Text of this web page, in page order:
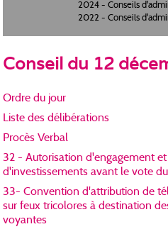
2024 - Conseils
2022 - Conseils
Conseil du 12
Ordre du jour
Liste des délibérations
Procès Verbal
32 - Autorisation d'engagement
d'investissements avant le vote
33- Convention d'attribution de
sur feux tricolores à destination
voyantes